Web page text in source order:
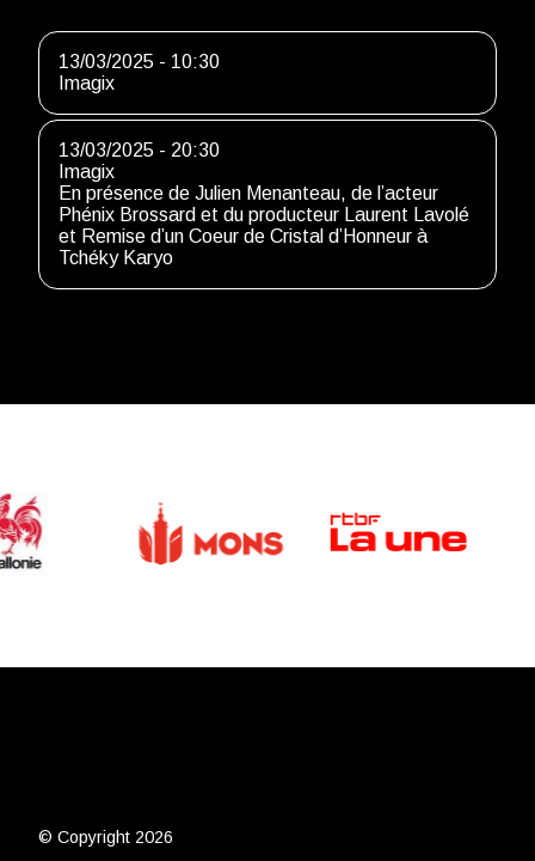
13/03/2025 - 10:30
Imagix
13/03/2025 - 20:30
Imagix
En présence de Julien Menanteau, de l’acteur
Phénix Brossard et du producteur Laurent Lavolé
et Remise d’un Coeur de Cristal d’Honneur à
Tchéky Karyo
© Copyright 2026